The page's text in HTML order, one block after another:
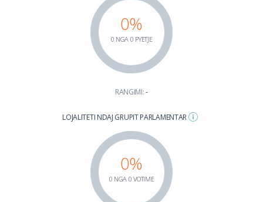
0%
0 NGA 0 PYETJE
RANGIMI:-
LOJALITETI NDAJ GRUPIT PARLAMENTAR
0%
0 NGA 0 VOTIME